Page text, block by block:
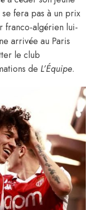
fera pas à un prix
franco-algérien lui-
arrivée au Paris
le club
de L’Équipe.